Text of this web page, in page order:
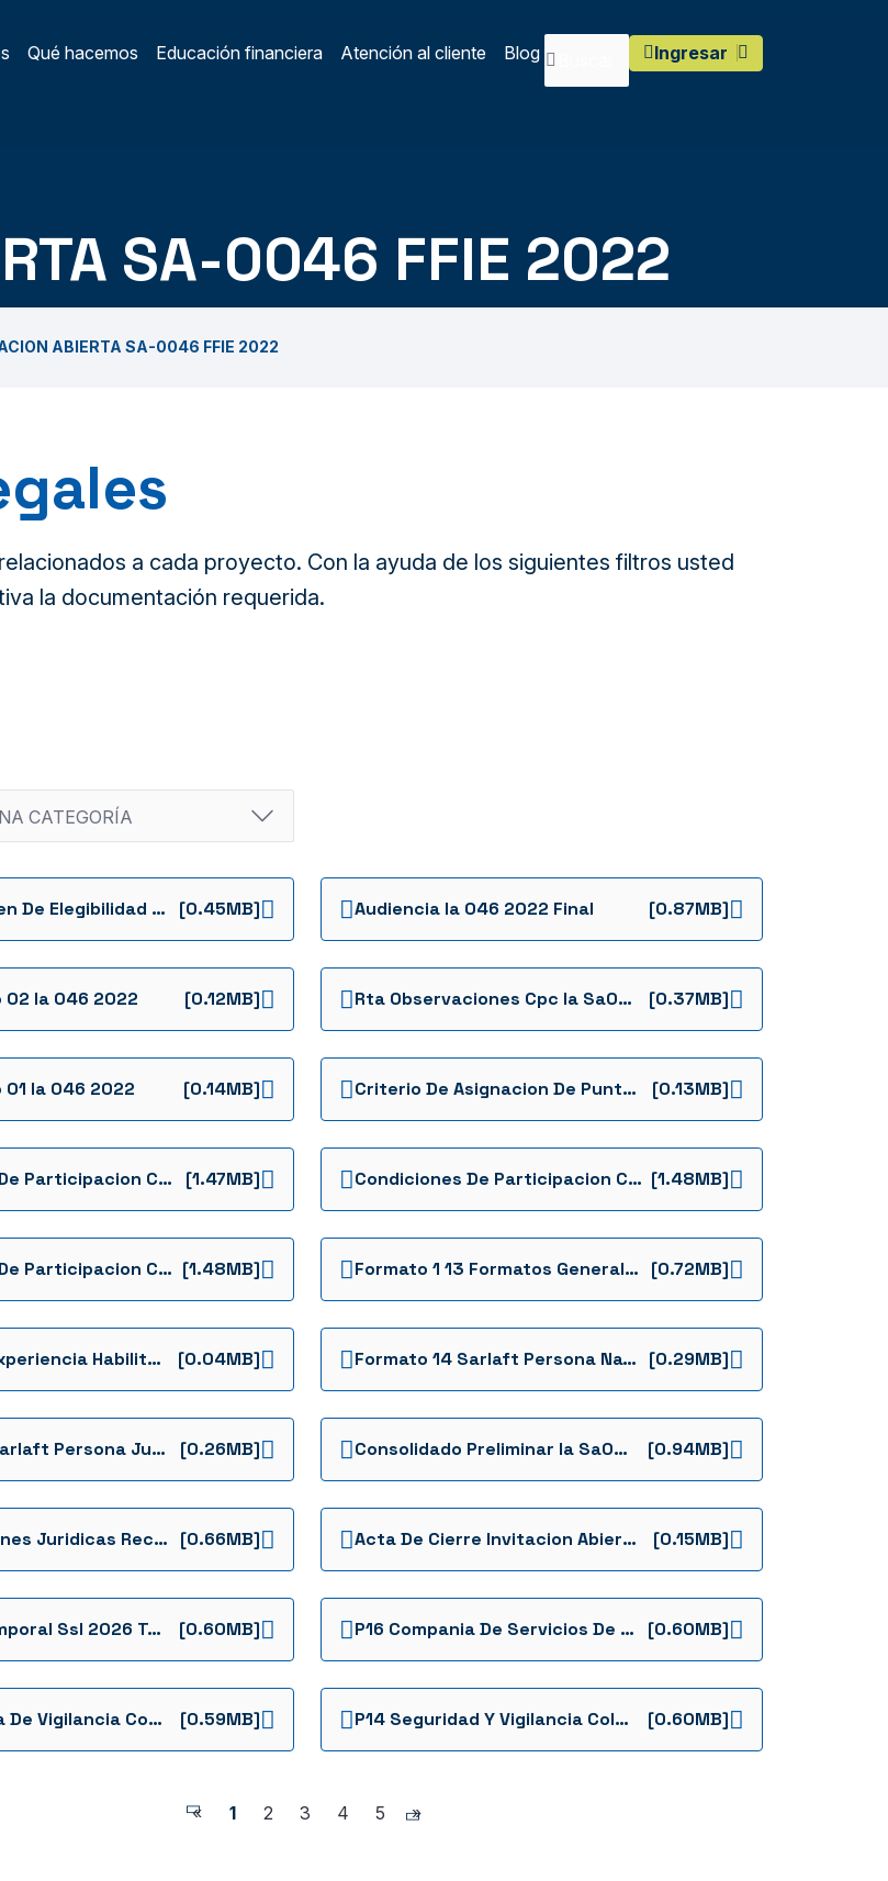
Qué hacemos Educación financiera Atención al cliente Blog Ingresar
SA-0046 FFIE 2022
ABIERTA SA-0046 FFIE 2022
a cada proyecto. Con la ayuda de los siguientes filtros usted
la documentación requerida.
Anexo 01 Orden De Elegibilidad Sa0046 De 2022 [0.45MB] Audiencia Ia 046 2022 Final [0.87MB]
Ia 046 2022 [0.12MB] Rta Observaciones Cpc Ia Sa0046 De 2022 [0.37MB]
Ia 046 2022 [0.14MB] Criterio De Asignacion De Puntaje 046 [0.13MB]
Condiciones De Participacion Contractuales Ajustado 046 [1.47MB] Condiciones De Participacion Contractuales Invitacion Abierta Sa 0046 Ffie 2022 [1.48MB]
Condiciones De Participacion Contractuales 1 [1.48MB] Formato 1 13 Formatos Generales Vigilancia [0.72MB]
Formato 15 Experiencia Habilitante Del Proponente [0.04MB] Formato 14 Sarlaft Persona Natural Invitacion Abierta Sa 0046 Ffie 2022 Formatos [0.29MB]
Formato 14 Sarlaft Persona Juridica Invitacion Abierta Sa 0046 Ffie 2022 Formatos [0.26MB] Consolidado Preliminar Ia Sa0046 [0.94MB]
Consideraciones Juridicas Rechazos Ia 046 2022 [0.66MB] Acta De Cierre Invitacion Abierta No 046 2022 [0.15MB]
P17 Union Temporal Ssl 2026 Tecnica [0.60MB] P16 Compania De Servicios De Vigilancia Privada Coservipp Ltda Tecnica [0.60MB]
P15 Compania De Vigilancia Covisur De Colombia Ltda Tecnica [0.59MB] P14 Seguridad Y Vigilancia Colombiana Sevicol Limitada Tecnica [0.60MB]
« 1 2 3 4 5 »